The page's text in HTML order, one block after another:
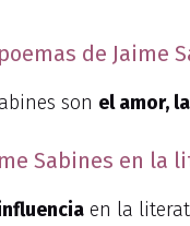
de Jaime
son el amor,
Sabines en la
en la